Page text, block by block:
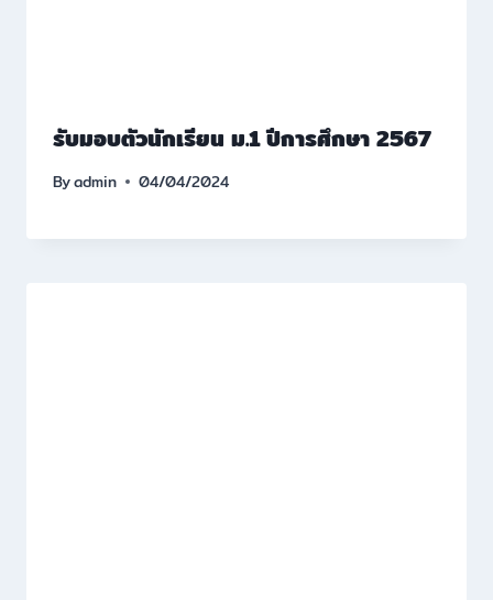
รับมอบตัวนักเรียน ม.1 ปีการศึกษา 2567
Byadmin 04/04/2024